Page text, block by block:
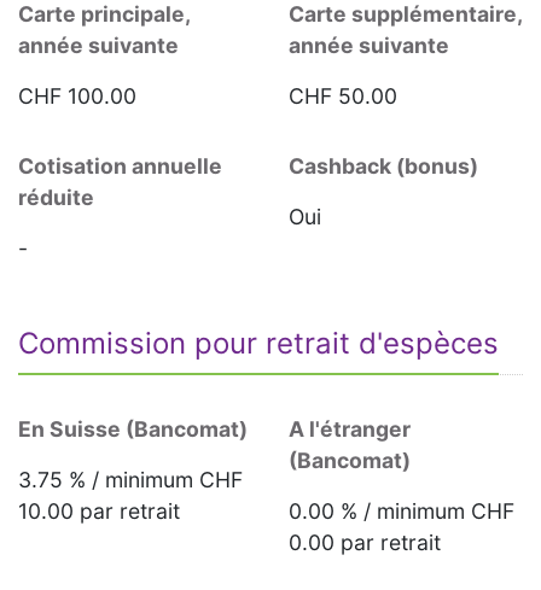
Carte principale,
année suivante
CHF 100.00
Carte supplémentaire,
année suivante
CHF 50.00
Cotisation annuelle
réduite
-
Cashback (bonus)
Oui
Commission pour retrait d'espèces
En Suisse (Bancomat)
3.75 % / minimum CHF
10.00 par retrait
A l'étranger
(Bancomat)
0.00 % / minimum CHF
0.00 par retrait